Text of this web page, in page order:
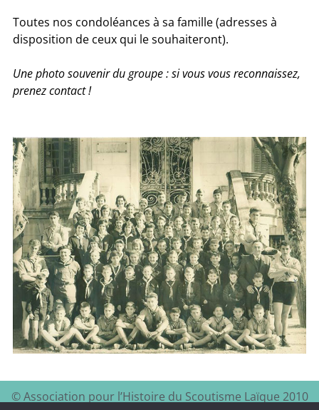
Toutes nos condoléances à sa famille (adresses à
disposition de ceux qui le souhaiteront).
Une photo souvenir du groupe : si vous vous reconnaissez,
prenez contact !
© Association pour l’Histoire du Scoutisme Laïque 2010